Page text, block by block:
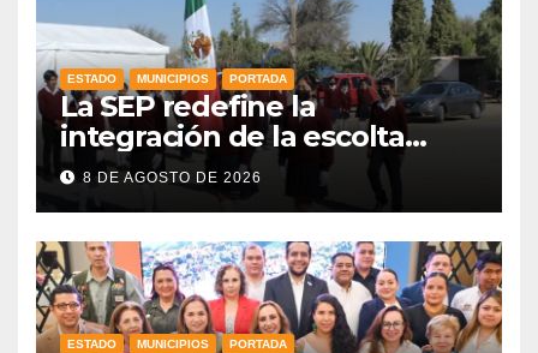
ESTADO MUNICIPIOS PORTADA
La SEP redefine la
integración de la escolta
escolar prioritando la
inclusión
8 DE AGOSTO DE 2026
ESTADO MUNICIPIOS PORTADA